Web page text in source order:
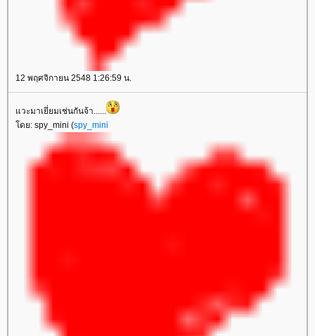
12 พฤศจิกายน 2548 1:26:59 น.
วะมาเยี่ยมเช่นกันจ้า......
ดย: spy_mini (spy_mini